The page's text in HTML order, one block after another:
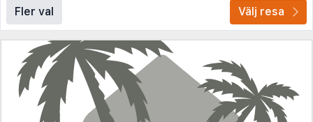
Fler val Välj resa